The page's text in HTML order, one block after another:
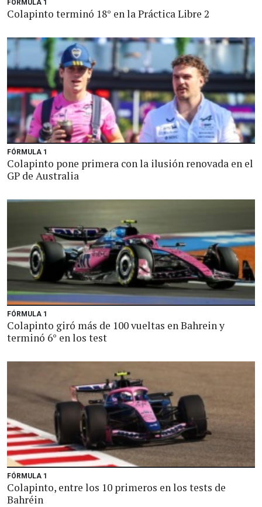
FÓRMULA 1
Colapinto terminó 18° en la Práctica Libre 2
FÓRMULA 1
Colapinto pone primera con la ilusión renovada en el
GP de Australia
FÓRMULA 1
Colapinto giró más de 100 vueltas en Bahrein y
terminó 6° en los test
FÓRMULA 1
Colapinto, entre los 10 primeros en los tests de
Bahréin